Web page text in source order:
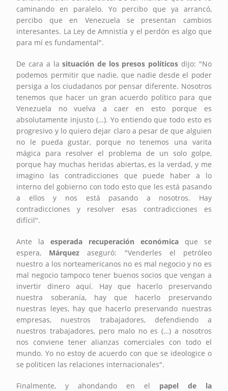
caminando en paralelo. Yo percibo que ya arrancó,
percibo que en Venezuela se presentan cambios
interesantes. La Ley de Amnistía y el perdón es algo que
para mí es fundamental".
De cara a lasituación de los presos políticos dijo: "No
podemos permitir que nadie, que nadie desde el poder
persiga a los ciudadanos por pensar diferente. Nosotros
tenemos que hacer un gran acuerdo político para que
Venezuela no vuelva a caer en esto porque es
absolutamente injusto (…). Yo entiendo que todo esto es
progresivo y lo quiero dejar claro a pesar de que alguien
no le pueda gustar, porque no tenemos una varita
mágica para resolver el problema de un solo golpe,
porque hay muchas heridas abiertas, es la verdad, y me
imagino las contradicciones que puede haber a lo
interno del gobierno con todo esto que les está pasando
a ellos y nos está pasando a nosotros. Hay
contradicciones y resolver esas contradicciones es
difícil".
Ante laesperada recuperación económicaque se
espera, Márquez aseguró: "Venderles el petróleo
nuestro a los norteamericanos no es mal negocio y no es
mal negocio tampoco tener buenos socios que vengan a
invertir dinero aquí. Hay que hacerlo preservando
nuestra soberanía, hay que hacerlo preservando
nuestras leyes, hay que hacerlo preservando nuestras
empresas, nuestros trabajadores, defendiendo a
nuestros trabajadores, pero malo no es (…) a nosotros
nos conviene tener alianzas comerciales con todo el
mundo. Yo no estoy de acuerdo con que se ideologice o
se politicen las relaciones internacionales".
Finalmente, y ahondando en el papel de la